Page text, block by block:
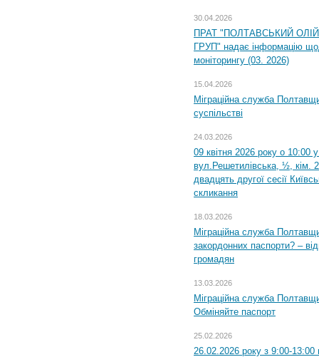
30.04.2026
ПРАТ "ПОЛТАВСЬКИЙ
ГРУП" надає інформацію
моніторингу (03. 2026)
15.04.2026
Міграційна служба
суспільстві
24.03.2026
09 квітня 2026 року о 10:00
вул.Решетилівська, ½, кім.
двадцять другої сесії
скликання
18.03.2026
Міграційна служба
закордонних паспорти? –
громадян
13.03.2026
Міграційна служба
Обміняйте паспорт
25.02.2026
26.02.2026 року з 9:00-